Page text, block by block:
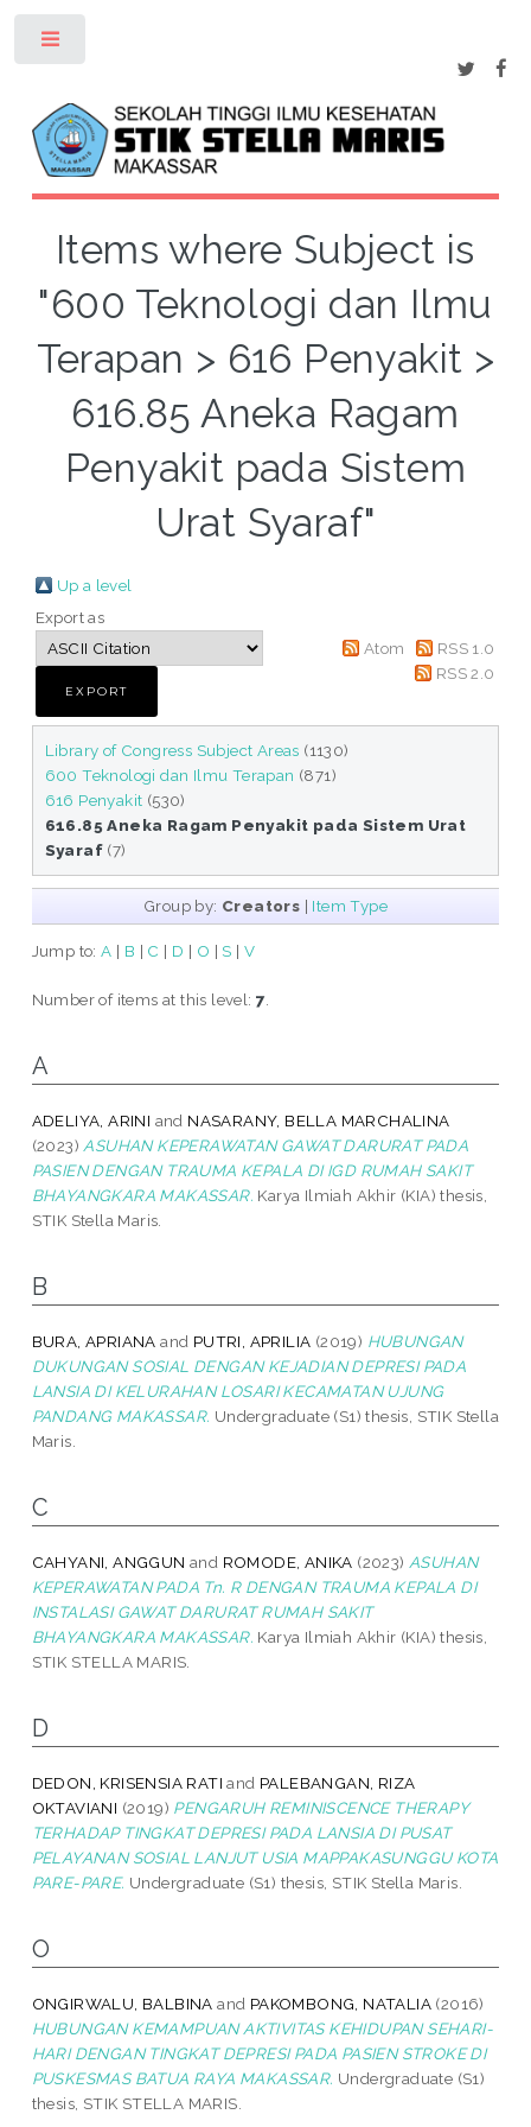
Items where Subject is
"600 Teknologi dan Ilmu
Terapan > 616 Penyakit >
616.85 Aneka Ragam
Penyakit pada Sistem
Urat Syaraf"
Up a level
Export as
Atom
RSS 1.0
RSS 2.0
Library of Congress Subject Areas (1130)
600 Teknologi dan Ilmu Terapan (871)
616 Penyakit (530)
616.85 Aneka Ragam Penyakit pada Sistem Urat
Syaraf (7)
Group by: Creators | Item Type
Jump to:A | B | C | D | O | S | V
Number of items at this level:7
A
ADELIYA, ARINI and NASARANY, BELLA MARCHALINA
(2023) ASUHAN KEPERAWATAN GAWAT DARURAT PADA
PASIEN DENGAN TRAUMA KEPALA DI IGD RUMAH SAKIT
BHAYANGKARA MAKASSAR. Karya Ilmiah Akhir (KIA) thesis,
STIK Stella Maris.
B
BURA, APRIANA and PUTRI, APRILIA (2019) HUBUNGAN
DUKUNGAN SOSIAL DENGAN KEJADIAN DEPRESI PADA
LANSIA DI KELURAHAN LOSARI KECAMATAN UJUNG
PANDANG MAKASSAR. Undergraduate (S1) thesis, STIK Stella
Maris.
C
CAHYANI, ANGGUN and ROMODE, ANIKA (2023) ASUHAN
KEPERAWATAN PADA Tn. R DENGAN TRAUMA KEPALA DI
INSTALASI GAWAT DARURAT RUMAH SAKIT
BHAYANGKARA MAKASSAR. Karya Ilmiah Akhir (KIA) thesis,
STIK STELLA MARIS.
D
DEDON, KRISENSIA RATI and PALEBANGAN, RIZA
OKTAVIANI (2019) PENGARUH REMINISCENCE THERAPY
TERHADAP TINGKAT DEPRESI PADA LANSIA DI PUSAT
PELAYANAN SOSIAL LANJUT USIA MAPPAKASUNGGU KOTA
PARE-PARE. Undergraduate (S1) thesis, STIK Stella Maris.
O
ONGIRWALU, BALBINA and PAKOMBONG, NATALIA (2016)
HUBUNGAN KEMAMPUAN AKTIVITAS KEHIDUPAN SEHARI-
HARI DENGAN TINGKAT DEPRESI PADA PASIEN STROKE DI
PUSKESMAS BATUA RAYA MAKASSAR. Undergraduate (S1)
thesis, STIK STELLA MARIS.